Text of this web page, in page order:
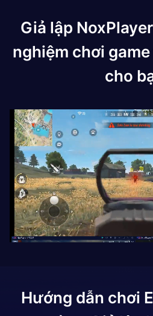
Giả lập
nghiệm chơi
cho
Hướng dẫn chơi